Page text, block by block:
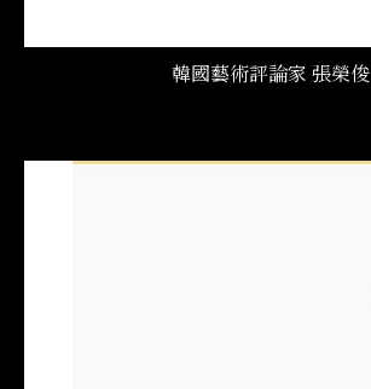
韓國藝術評論家 張榮俊